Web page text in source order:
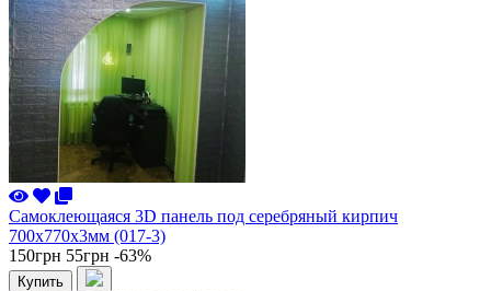
Самоклеющаяся 3D панель под серебряный кирпич
700x770x3мм (017-3)
150грн 55грн -63%
Купить